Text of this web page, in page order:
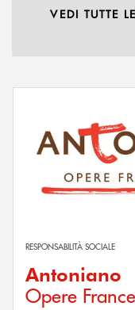
VEDI TUTTE
RESPONSABILITÀ SOCIALE
Antoniano
Opere